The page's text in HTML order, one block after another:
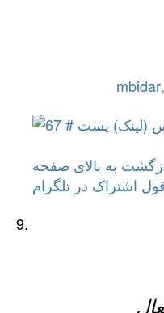
mbidar,
به بالای صفحه
اشتراک در تلگرام